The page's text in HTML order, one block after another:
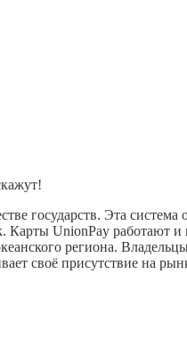
государств. Эта система
Карты UnionPay работают
региона.
своё присутствие на